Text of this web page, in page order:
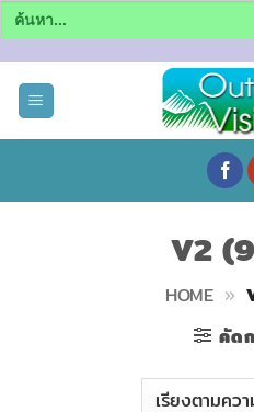
Search
for:
V2
HOME »
คัด